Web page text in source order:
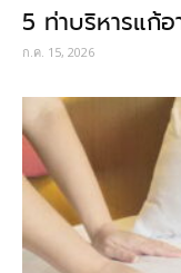
5 ท่าบริหารแก้
ก.ค. 15, 2026